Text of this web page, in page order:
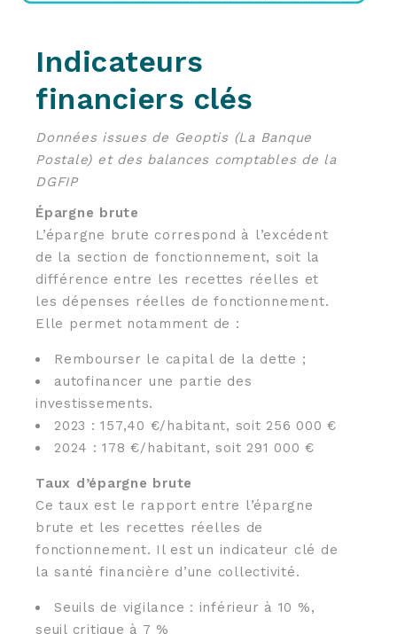
Indicateurs
financiers clés
Données issues de Geoptis (La Banque
Postale) et des balances comptables de la
DGFIP
Épargne brute
L’épargne brute correspond à l’excédent
de la section de fonctionnement, soit la
différence entre les recettes réelles et
les dépenses réelles de fonctionnement.
Elle permet notamment de :
Rembourser le capital de la dette ;
autofinancer une partie des
investissements.
2023 : 157,40 €/habitant, soit 256 000 €
2024 : 178 €/habitant, soit 291 000 €
Taux d’épargne brute
Ce taux est le rapport entre l’épargne
brute et les recettes réelles de
fonctionnement. Il est un indicateur clé de
la santé financière d’une collectivité.
Seuils de vigilance : inférieur à 10 %,
seuil critique à 7 %